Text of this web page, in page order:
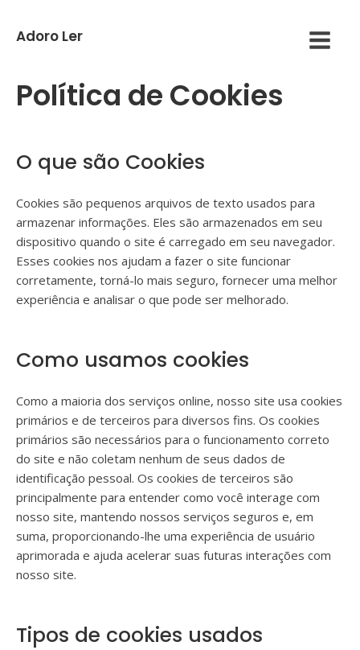
Adoro Ler
Política de Cookies
O que são Cookies
Cookies são pequenos arquivos de texto usados para
armazenar informações. Eles são armazenados em seu
dispositivo quando o site é carregado em seu navegador.
Esses cookies nos ajudam a fazer o site funcionar
corretamente, torná-lo mais seguro, fornecer uma melhor
experiência e analisar o que pode ser melhorado.
Como usamos cookies
Como a maioria dos serviços online, nosso site usa cookies
primários e de terceiros para diversos fins. Os cookies
primários são necessários para o funcionamento correto
do site e não coletam nenhum de seus dados de
identificação pessoal. Os cookies de terceiros são
principalmente para entender como você interage com
nosso site, mantendo nossos serviços seguros e, em
suma, proporcionando-lhe uma experiência de usuário
aprimorada e ajuda acelerar suas futuras interações com
nosso site.
Tipos de cookies usados